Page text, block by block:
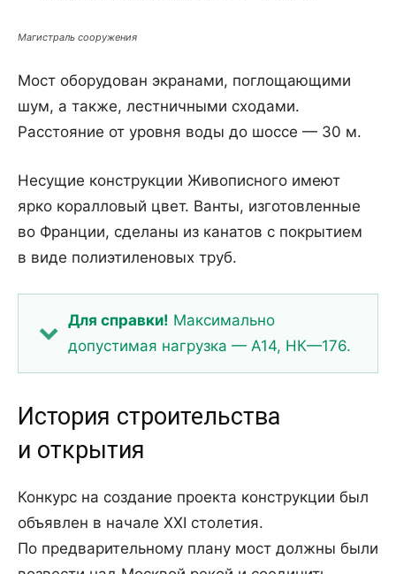
Магистраль сооружения
Мост оборудован экранами, поглощающими
шум, а также, лестничными сходами.
Расстояние от уровня воды до шоссе — 30 м.
Несущие конструкции Живописного имеют
ярко коралловый цвет. Ванты, изготовленные
во Франции, сделаны из канатов с покрытием
в виде полиэтиленовых труб.
Для справки! Максимально
допустимая нагрузка — А14, НК—176.
История строительства
и открытия
Конкурс на создание проекта конструкции был
объявлен в начале XXI столетия.
По предварительному плану мост должны были